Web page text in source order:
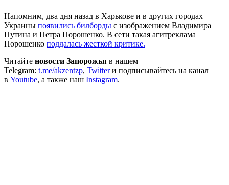
Напомним, два дня назад в Харькове и в других городах
Украины появились билборды с изображением Владимира
Путина и Петра Порошенко. В сети такая агитреклама
Порошенко поддалась жесткой критике.
Читайте новости Запорожья в нашем
Telegram: t.me/akzentzp, Twitterи подписывайтесь на канал
в Youtube, а также наш Instagram.